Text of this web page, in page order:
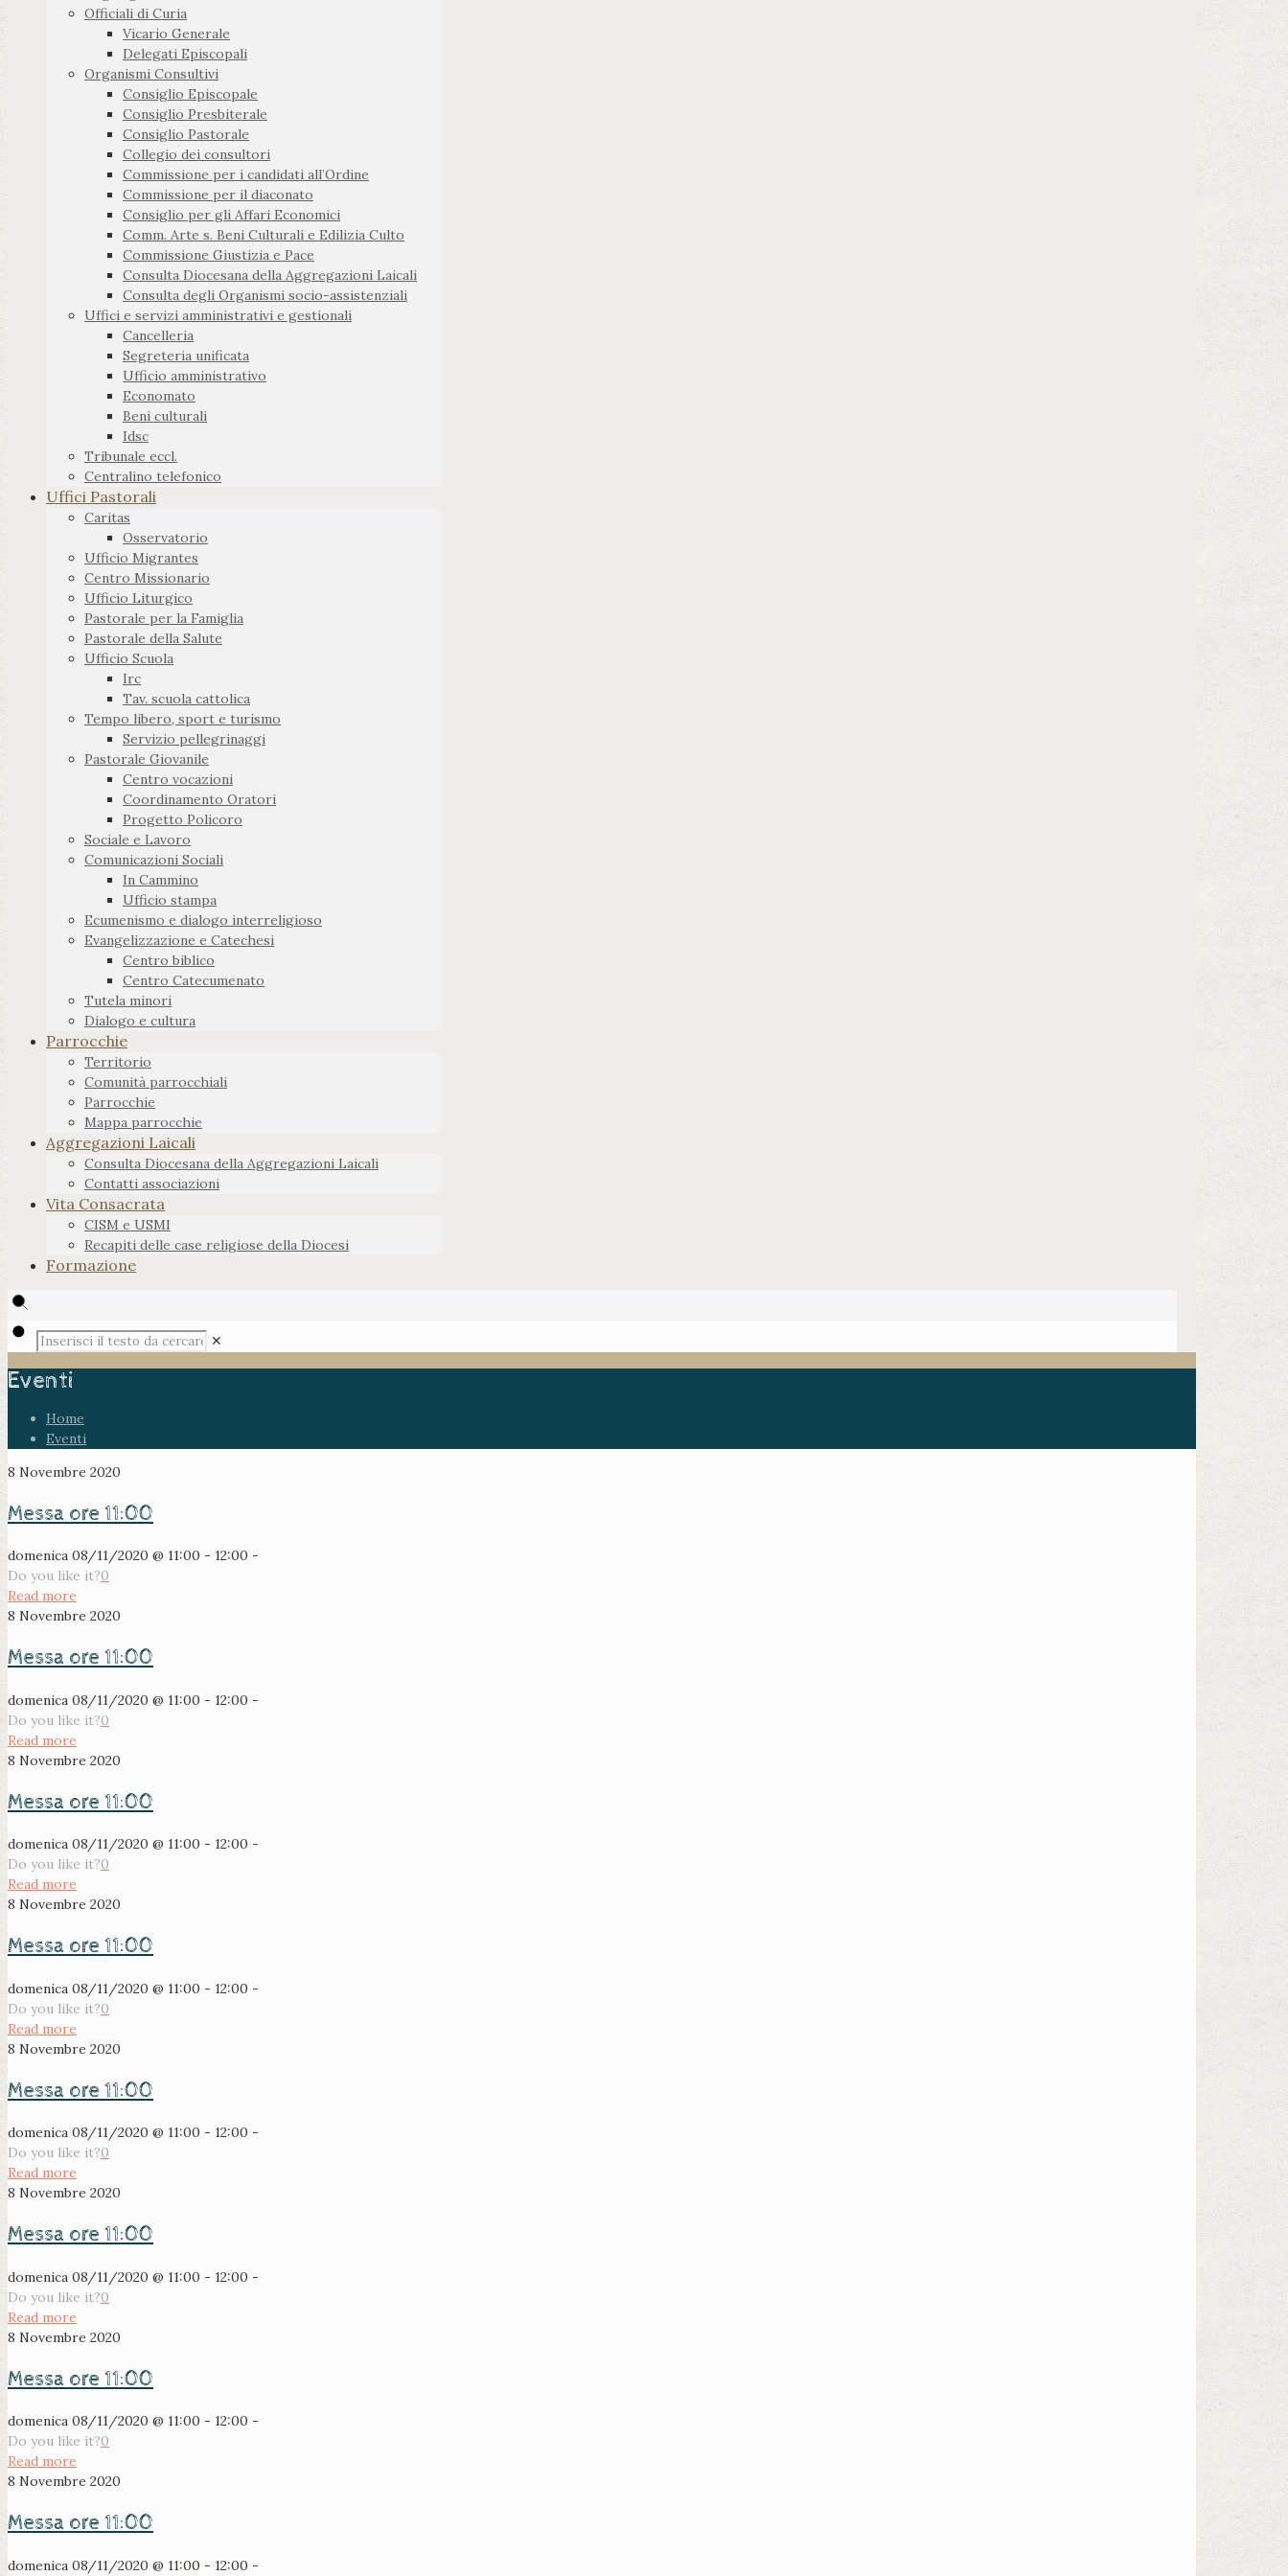
Officiali di Curia
Vicario Generale
Delegati Episcopali
Organismi Consultivi
Consiglio Episcopale
Consiglio Presbiterale
Consiglio Pastorale
Collegio dei consultori
Commissione per i candidati all’Ordine
Commissione per il diaconato
Consiglio per gli Affari Economici
Comm. Arte s. Beni Culturali e Edilizia Culto
Commissione Giustizia e Pace
Consulta Diocesana della Aggregazioni Laicali
Consulta degli Organismi socio-assistenziali
Uffici e servizi amministrativi e gestionali
Cancelleria
Segreteria unificata
Ufficio amministrativo
Economato
Beni culturali
Idsc
Tribunale eccl.
Centralino telefonico
Uffici Pastorali
Caritas
Osservatorio
Ufficio Migrantes
Centro Missionario
Ufficio Liturgico
Pastorale per la Famiglia
Pastorale della Salute
Ufficio Scuola
Irc
Tav. scuola cattolica
Tempo libero, sport e turismo
Servizio pellegrinaggi
Pastorale Giovanile
Centro vocazioni
Coordinamento Oratori
Progetto Policoro
Sociale e Lavoro
Comunicazioni Sociali
In Cammino
Ufficio stampa
Ecumenismo e dialogo interreligioso
Evangelizzazione e Catechesi
Centro biblico
Centro Catecumenato
Tutela minori
Dialogo e cultura
Parrocchie
Territorio
Comunità parrocchiali
Parrocchie
Mappa parrocchie
Aggregazioni Laicali
Consulta Diocesana della Aggregazioni Laicali
Contatti associazioni
Vita Consacrata
CISM e USMI
Recapiti delle case religiose della Diocesi
Formazione
✕
Eventi
Home
Eventi
8 Novembre 2020
Messa ore 11:00
domenica 08/11/2020 @ 11:00 - 12:00 -
Do you like it?0
Read more
8 Novembre 2020
Messa ore 11:00
domenica 08/11/2020 @ 11:00 - 12:00 -
Do you like it?0
Read more
8 Novembre 2020
Messa ore 11:00
domenica 08/11/2020 @ 11:00 - 12:00 -
Do you like it?0
Read more
8 Novembre 2020
Messa ore 11:00
domenica 08/11/2020 @ 11:00 - 12:00 -
Do you like it?0
Read more
8 Novembre 2020
Messa ore 11:00
domenica 08/11/2020 @ 11:00 - 12:00 -
Do you like it?0
Read more
8 Novembre 2020
Messa ore 11:00
domenica 08/11/2020 @ 11:00 - 12:00 -
Do you like it?0
Read more
8 Novembre 2020
Messa ore 11:00
domenica 08/11/2020 @ 11:00 - 12:00 -
Do you like it?0
Read more
8 Novembre 2020
Messa ore 11:00
domenica 08/11/2020 @ 11:00 - 12:00 -